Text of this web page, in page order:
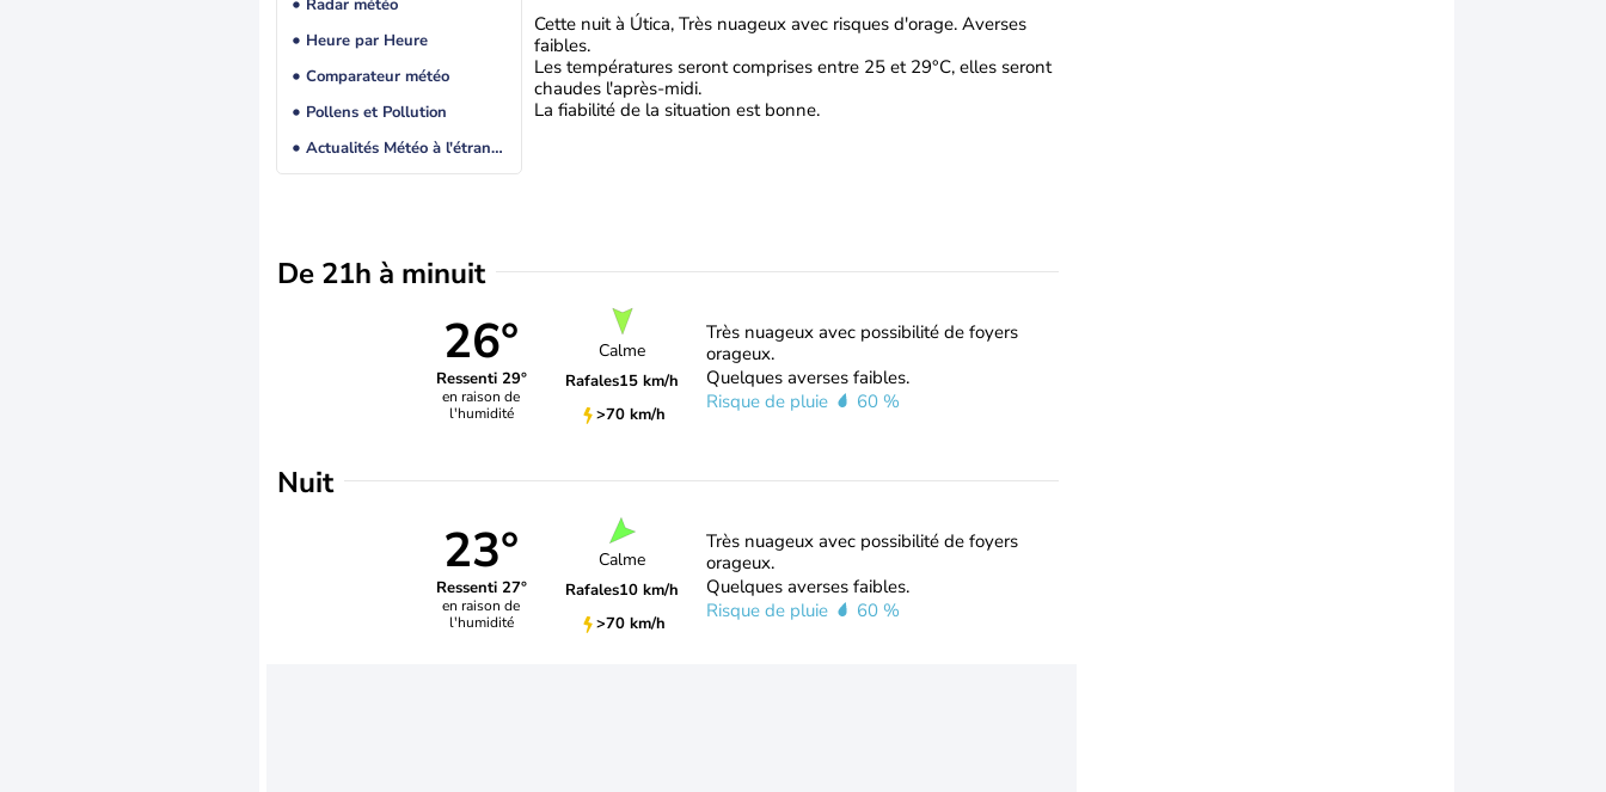
Radar météo
Heure par Heure
Comparateur météo
Pollens et Pollution
Actualités Météo à l'étranger
Cette nuit à Útica, Très nuageux avec risques d'orage. Averses
faibles.
Les températures seront comprises entre 25 et 29°C, elles seront
chaudes l'après-midi.
La fiabilité de la situation est bonne.
De 21h à minuit
26°
Ressenti 29°
en raison de
l'humidité
Calme
Rafales15 km/h
>70 km/h
Très nuageux avec possibilité de foyers
orageux.
Quelques averses faibles.
Risque de pluie
60 %
Nuit
23°
Ressenti 27°
en raison de
l'humidité
Calme
Rafales10 km/h
>70 km/h
Très nuageux avec possibilité de foyers
orageux.
Quelques averses faibles.
Risque de pluie
60 %